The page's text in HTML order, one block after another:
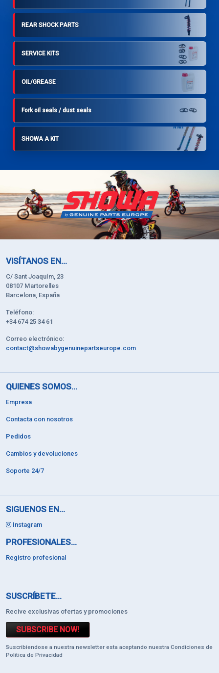
REAR SHOCK PARTS
SERVICE KITS
OIL/GREASE
Fork oil seals / dust seals
SHOWA A KIT
VISÍTANOS EN...
C/ Sant Joaquím, 23
08107 Martorelles
Barcelona, España
Teléfono:
+34 674 25 34 61
Correo electrónico:
contact@showabygenuinepartseurope.com
QUIENES SOMOS...
Empresa
Contacta con nosotros
Pedidos
Cambios y devoluciones
Soporte 24/7
SIGUENOS EN...
Instagram
PROFESIONALES...
Registro profesional
SUSCRÍBETE...
Recive exclusivas ofertas y promociones
SUBSCRIBE NOW!
Suscribiendose a nuestra newsletter esta aceptando nuestra Condiciones de
Politica de Privacidad